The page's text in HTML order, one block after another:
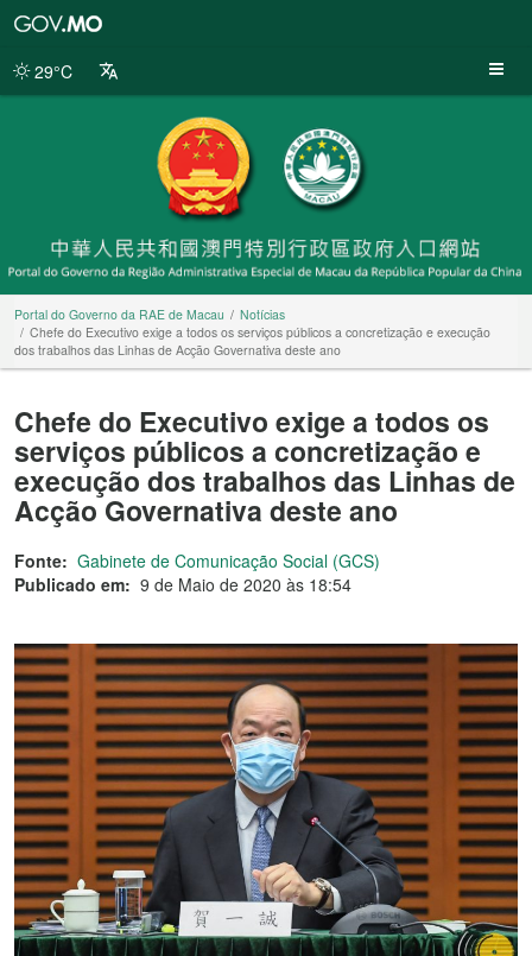
da
29°C
Portal do Governo da RAE de Macau
Notícias
Chefe do Executivo exige a todos os serviços públicos a concretização e execução
dos trabalhos das Linhas de Acção Governativa deste ano
Chefe do Executivo exige a todos os
serviços públicos a concretização e
execução dos trabalhos das Linhas de
Acção Governativa deste ano
Fonte: Gabinete de Comunicação Social (GCS)
Publicado em: 9 de Maio de 2020 às 18:54